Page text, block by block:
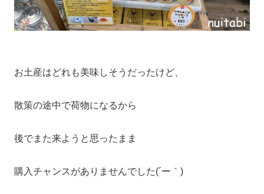
お土産はどれも美味しそうだったけど、
散策の途中で荷物になるから
後でまた来ようと思ったまま
購入チャンスがありませんでした(´ー｀)